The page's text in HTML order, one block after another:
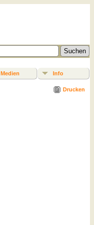
Medien Info
Drucken